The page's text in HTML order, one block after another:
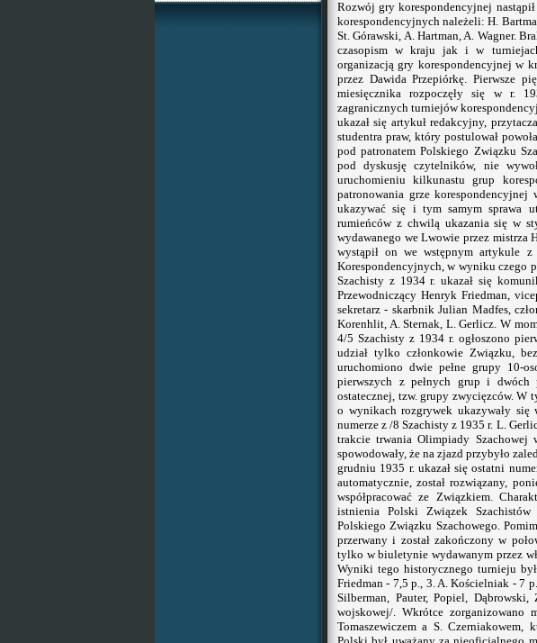
Rozwój gry korespondencyjnej
korespondencyjnych należeli: H.
St. Górawski, A. Hartman, A. Wagner.
czasopism w kraju jak i w
organizacją gry korespondencyjnej w
przez Dawida Przepiórkę. Pierwsze
miesięcznika rozpoczęły się w r.
zagranicznych turniejów
ukazał się artykuł redakcyjny,
studentra praw, który postulował
pod patronatem Polskiego Związku
pod dyskusję czytelników, nie
uruchomieniu kilkunastu grup
patronowania grze korespondencyjnej
ukazywać się i tym samym sprawa
rumieńców z chwilą ukazania się w
wydawanego we Lwowie przez mistrza
wystąpił on we wstępnym artykule
Korespondencyjnych, w wyniku czego
Szachisty z 1934 r. ukazał się
Przewodniczący Henryk Friedman,
sekretarz - skarbnik Julian Madfes,
Korenhlit, A. Sternak, L. Gerlicz. W
4/5 Szachisty z 1934 r. ogłoszono
udział tylko członkowie Związku,
uruchomiono dwie pełne grupy 10-
pierwszych z pełnych grup i dwóch
ostatecznej, tzw. grupy zwycięzców. W
o wynikach rozgrywek ukazywały się
numerze z /8 Szachisty z 1935 r. L.
trakcie trwania Olimpiady Szachowej
spowodowały, że na zjazd przybyło
grudniu 1935 r. ukazał się ostatni
automatycznie, został rozwiązany,
współpracować ze Związkiem.
istnienia Polski Związek Szachistów
Polskiego Związku Szachowego.
przerwany i został zakończony w
tylko w biuletynie wydawanym przez
Wyniki tego historycznego
Friedman - 7,5 p., 3. A. Kościelniak - 7
Silberman, Pauter, Popiel,
wojskowej/. Wkrótce zorganizowano
Tomaszewiczem a S. Czerniakowem,